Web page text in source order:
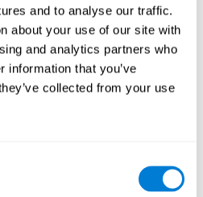
and to analyse our traffic.
about your use of our site with
and analytics partners who
information that you’ve
collected from your use
"Crystal
il mes capacités
aide à stimuler un modèle
Répéter et entraîner ce schéma
à créer de nouvelles synapses et
la planification, la perception
constante de ces